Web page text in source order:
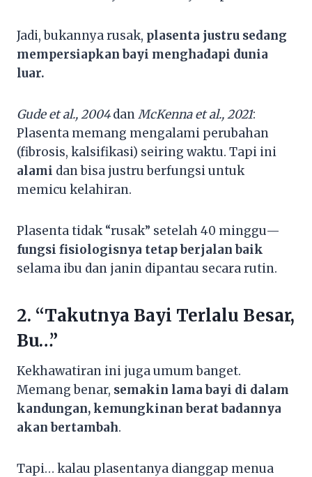
Jadi, bukannya rusak, plasenta justru sedang
mempersiapkan bayi menghadapi dunia
luar.
Gude et al., 2004danMcKenna et al., 2021:
Plasenta memang mengalami perubahan
(fibrosis, kalsifikasi) seiring waktu. Tapi ini
alami dan bisa justru berfungsi untuk
memicu kelahiran.
Plasenta tidak “rusak” setelah 40 minggu—
fungsi fisiologisnya tetap berjalan baik
selama ibu dan janin dipantau secara rutin.
2. “Takutnya Bayi Terlalu Besar,
Bu…”
Kekhawatiran ini juga umum banget.
Memang benar, semakin lama bayi di dalam
kandungan, kemungkinan berat badannya
akan bertambah.
Tapi… kalau plasentanya dianggap menua